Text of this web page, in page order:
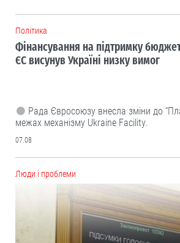
Політика
Фінансування на підтримку
ЄС висунув Україні низку вимог
Рада Євросоюзу внесла зміни до
межах механізму Ukraine Facility.
07.08
Люди і проблеми